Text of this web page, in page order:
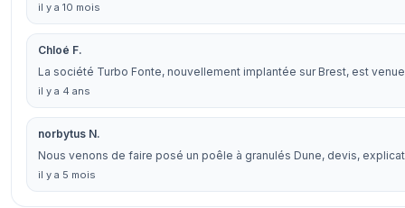
il y a 10 mois
Chloé F.
La société Turbo Fonte, nouvellement implantée sur Brest, est
il y a 4 ans
norbytus N.
Nous venons de faire posé un poêle à granulés Dune, devis,
il y a 5 mois